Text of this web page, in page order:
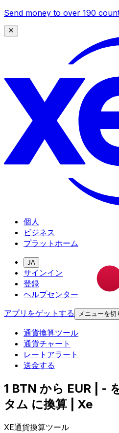
Send money to over 190
個人
ビジネス
プラットホーム
JA
サインイン
登録
ヘルプセンター
アプリをゲットする
メニューを切
通貨換算ツール
通貨チャート
レートアラート
送金する
1 BTN から EUR | -
タム に換算 | Xe
XE通貨換算ツール